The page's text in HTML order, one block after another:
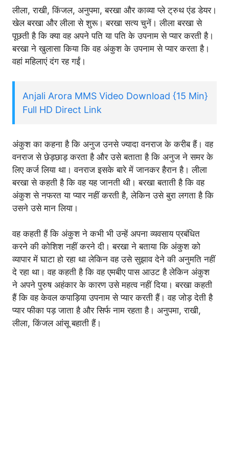
लीला, राखी, किंजल, अनुपमा, बरखा और काव्या प्ले ट्रुथ एंड डेयर।
खेल बरखा और लीला से शुरू। बरखा सत्य चुनें। लीला बरखा से
पूछती है कि क्या वह अपने पति या पति के उपनाम से प्यार करती है।
बरखा ने खुलासा किया कि वह अंकुश के उपनाम से प्यार करता है।
वहां महिलाएं दंग रह गईं।
Anjali Arora MMS Video Download {15 Min}
Full HD Direct Link
अंकुश का कहना है कि अनुज उनसे ज्यादा वनराज के करीब हैं। वह
वनराज से छेड़छाड़ करता है और उसे बताता है कि अनुज ने समर के
लिए कर्ज लिया था। वनराज इसके बारे में जानकर हैरान है। लीला
बरखा से कहती है कि वह यह जानती थी। बरखा बताती है कि वह
अंकुश से नफरत या प्यार नहीं करती है, लेकिन उसे बुरा लगता है कि
उसने उसे मान लिया।
वह कहती हैं कि अंकुश ने कभी भी उन्हें अपना व्यवसाय प्रबंधित
करने की कोशिश नहीं करने दी। बरखा ने बताया कि अंकुश को
व्यापार में घाटा हो रहा था लेकिन वह उसे सुझाव देने की अनुमति नहीं
दे रहा था। वह कहती है कि वह एमबीए पास आउट है लेकिन अंकुश
ने अपने पुरुष अहंकार के कारण उसे महत्व नहीं दिया। बरखा कहती
हैं कि वह केवल कपाड़िया उपनाम से प्यार करती हैं। वह जोड़ देती है
प्यार फीका पड़ जाता है और सिर्फ नाम रहता है। अनुपमा, राखी,
लीला, किंजल आंसू बहाती हैं।